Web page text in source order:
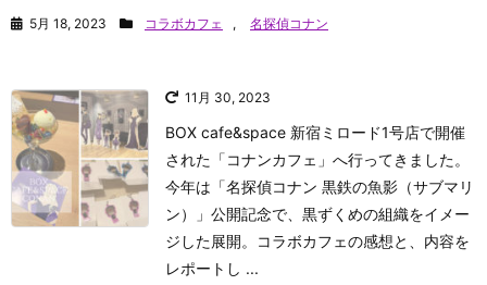
5月 18, 2023 コラボカフェ , 名探偵コナン
11月 30, 2023
BOX cafe&space 新宿ミロード1号店で開催
された「コナンカフェ」へ行ってきました。
今年は「名探偵コナン 黒鉄の魚影（サブマリ
ン）」公開記念で、黒ずくめの組織をイメー
ジした展開。コラボカフェの感想と、内容を
レポートし ...